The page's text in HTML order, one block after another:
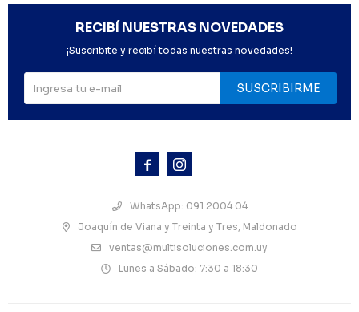
 
WhatsApp: 091 2004 04
Joaquín de Viana y Treinta y Tres, Maldonado
ventas@multisoluciones.com.uy
Lunes a Sábado: 7:30 a 18:30
RECIBÍ NUESTRAS NOVEDADES
¡Suscribite y recibí todas nuestras novedades!
SUSCRIBIRME